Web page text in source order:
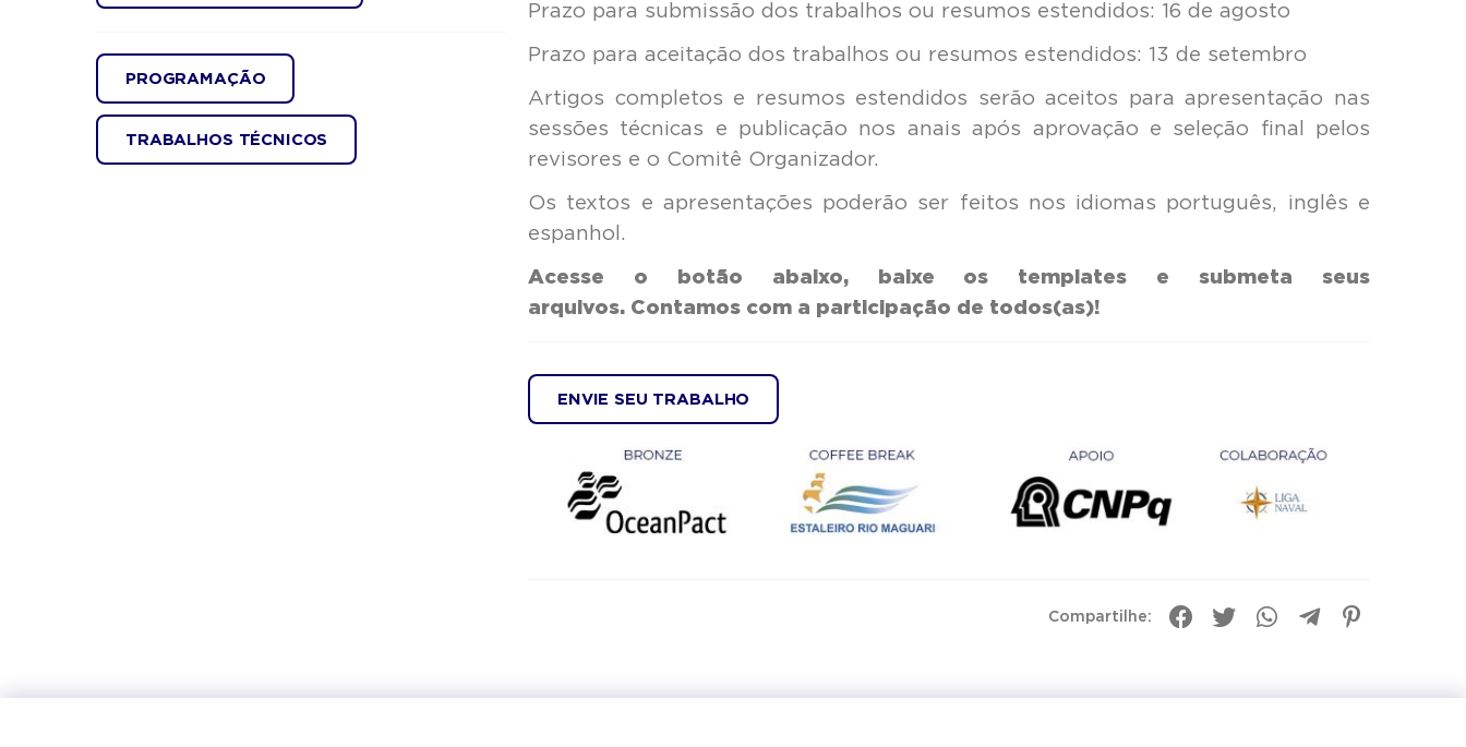
PROGRAMAÇÃO
TRABALHOS TÉCNICOS
Prazo para submissão dos trabalhos ou resumos estendidos: 16 de agosto
Prazo para aceitação dos trabalhos ou resumos estendidos: 13 de setembro
Artigos completos e resumos estendidos serão aceitos para apresentação nas
sessões técnicas e publicação nos anais após aprovação e seleção final pelos
revisores e o Comitê Organizador.
Os textos e apresentações poderão ser feitos nos idiomas português, inglês e
espanhol.
Acesse o botão abaixo, baixe os templates e submeta seus
arquivos. Contamos com a participação de todos(as)!
ENVIE SEU TRABALHO
Compartilhe: